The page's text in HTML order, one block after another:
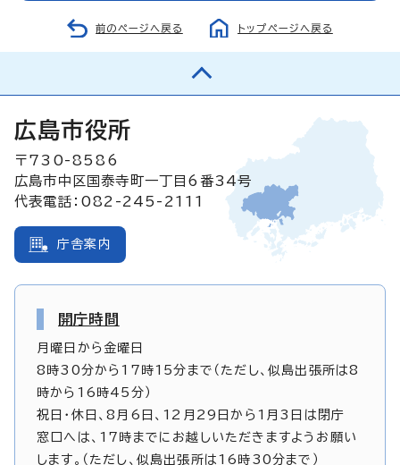
前のページへ戻る トップページへ戻る
広島市役所
〒730-8586
広島市中区国泰寺町一丁目6番34号
代表電話：082-245-2111
庁舎案内
開庁時間
月曜日から金曜日
8時30分から17時15分まで（ただし、似島出張所は8
時から16時45分）
祝日・休日、8月6日、12月29日から1月3日は閉庁
窓口へは、17時までにお越しいただきますようお願い
します。（ただし、似島出張所は16時30分まで）